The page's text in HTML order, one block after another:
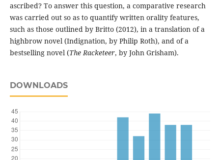
ascribed? To answer this question, a comparative research
was carried out so as to quantify written orality features,
such as those outlined by Britto (2012), in a translation of a
highbrow novel (Indignation, by Philip Roth), and of a
bestselling novel (The Racketeer, by John Grisham).
DOWNLOADS